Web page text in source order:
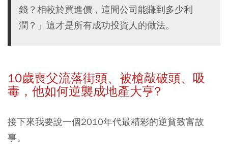
錢？相較於買進價，這間公司能賺到多少利
潤？」這才是所有成功投資人的做法。
10歲喪父流落街頭、被槍敲破頭、吸
毒，他如何逆襲成地產大亨?
接下來我要說一個2010年代最精彩的逆貧致富故
事。